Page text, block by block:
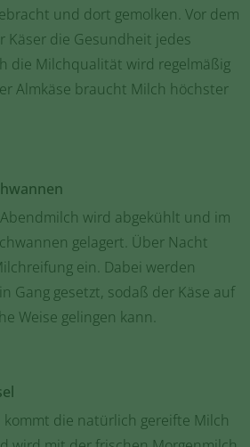
und dort gemolken. Vor dem
Käser die Gesundheit jedes
die Milchqualität wird regelmäßig
Almkäse braucht Milch höchster
wird abgekühlt und im
gelagert. Über Nacht
ein. Dabei werden
Gang gesetzt, sodaß der Käse auf
Weise gelingen kann.
die natürlich gereifte Milch